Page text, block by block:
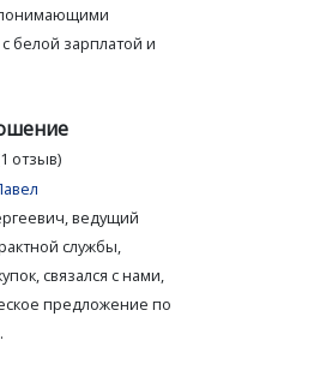
белой зарплатой и
отзыв)
ведущий
службы,
связался с нами,
предложение по